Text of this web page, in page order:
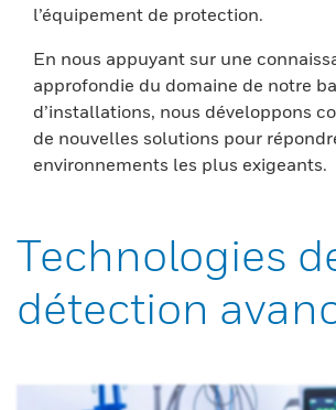
l’équipement de protection.
En nous appuyant sur une
approfondie du domaine de notre
d’installations, nous développons
de nouvelles solutions pour
environnements les plus exigeants.
Technologies
détection